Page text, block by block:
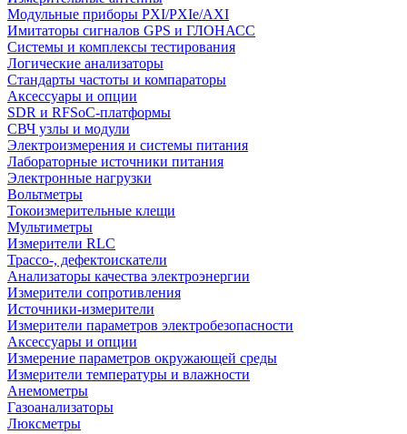
Модульные приборы PXI/PXIe/AXI
Имитаторы сигналов GPS и ГЛОНАСС
Системы и комплексы тестирования
Логические анализаторы
Стандарты частоты и компараторы
Аксессуары и опции
SDR и RFSoC‑платформы
СВЧ узлы и модули
Электроизмерения и системы питания
Лабораторные источники питания
Электронные нагрузки
Вольтметры
Токоизмерительные клещи
Мультиметры
Измерители RLC
Трассо-, дефектоискатели
Анализаторы качества электроэнергии
Измерители сопротивления
Источники-измерители
Измерители параметров электробезопасности
Аксессуары и опции
Измерение параметров окружающей среды
Измерители температуры и влажности
Анемометры
Газоанализаторы
Люксметры